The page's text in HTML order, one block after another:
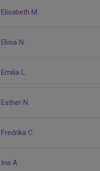
Elisabeth M.
Elisia N.
Emilia L.
Esther N.
Fredrika C.
Ina A.